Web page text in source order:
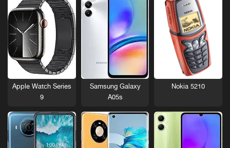
Nokia 5210
Samsung Galaxy
A05s
Apple Watch Series
9